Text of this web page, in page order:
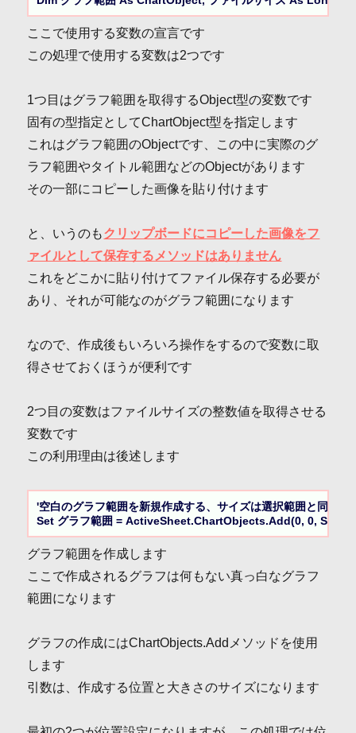
ここで使用する変数の宣言です
この処理で使用する変数は2つです
1つ目はグラフ範囲を取得するObject型の変数です
固有の型指定としてChartObject型を指定します
これはグラフ範囲のObjectです、この中に実際のグ
ラフ範囲やタイトル範囲などのObjectがあります
その一部にコピーした画像を貼り付けます
と、いうのもクリップボードにコピーした画像をフ
ァイルとして保存するメソッドはありません
これをどこかに貼り付けてファイル保存する必要が
あり、それが可能なのがグラフ範囲になります
なので、作成後もいろいろ操作をするので変数に取
得させておくほうが便利です
2つ目の変数はファイルサイズの整数値を取得させる
変数です
この利用理由は後述します
'空白のグラフ範囲を新規作成する、サイズは選択範囲と同じサ
Set グラフ範囲 = ActiveSheet.ChartObjects.Add(0, 0,
グラフ範囲を作成します
ここで作成されるグラフは何もない真っ白なグラフ
範囲になります
グラフの作成にはChartObjects.Addメソッドを使用
します
引数は、作成する位置と大きさのサイズになります